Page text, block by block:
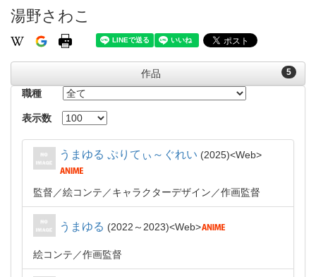
湯野さわこ
5
作品
職種
表示数
うまゆる ぷりてぃ～ぐれい 2025 Web
監督 絵コンテ キャラクターデザイン 作画監督
うまゆる 2022～2023 Web
絵コンテ 作画監督